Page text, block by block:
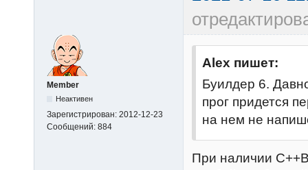
Member
Неактивен
Зарегистрирован: 2012-12-23
Сообщений: 884
Alex пишет:
Буилдер 6.
прог придется
на нем не
При наличии